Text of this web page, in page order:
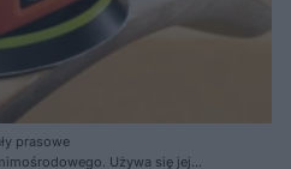
prasowe
Używa się jej